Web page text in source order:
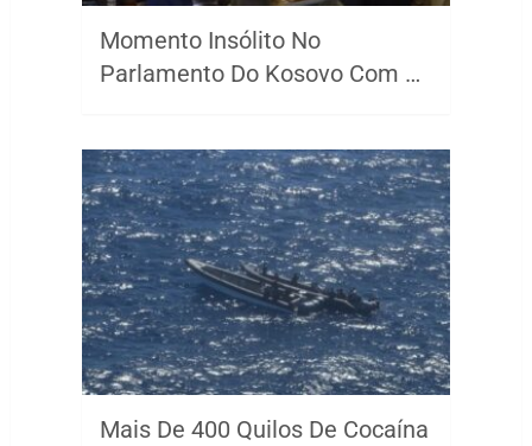
Momento Insólito No
Parlamento Do Kosovo Com …
Mais De 400 Quilos De Cocaína